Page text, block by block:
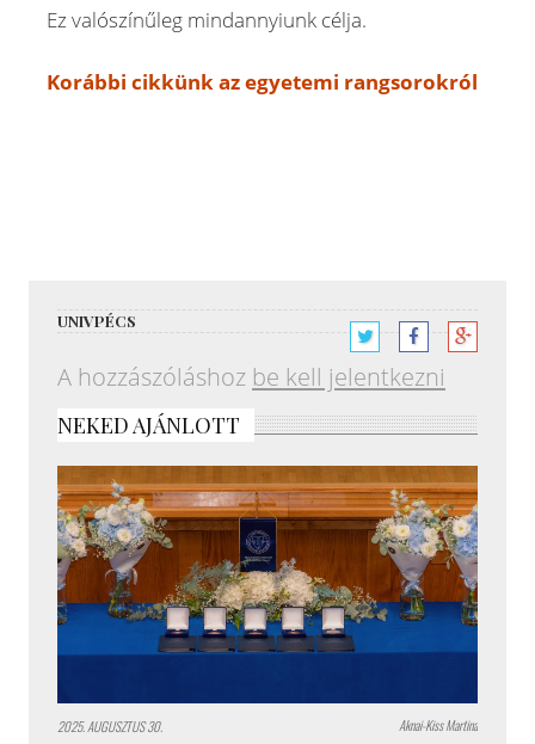
Ez valószínűleg mindannyiunk célja.
Korábbi cikkünk az egyetemi rangsorokról
UNIVPÉCS
A hozzászóláshoz be kell jelentkezni
NEKED AJÁNLOTT
2025. AUGUSZTUS 30. Aknai-Kiss Martina